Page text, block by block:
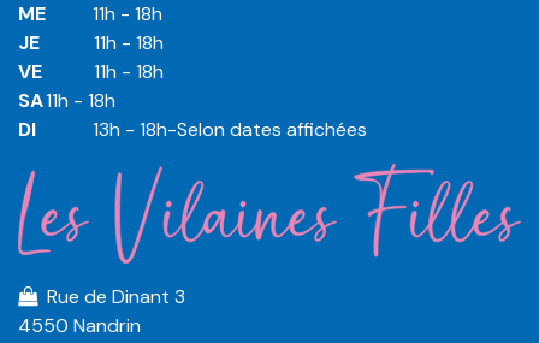
ME
​11h - 18h
JE
​​11h - 18h
VE
​​​11h - 18h
SA​​​11h - 18h
DI
​​​ 13h - 18h-Selon dates affichées
Rue de Dinant 3
4550 Nandrin